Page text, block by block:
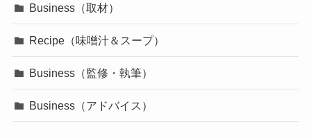
Business（取材）
Recipe（味噌汁＆スープ）
Business（監修・執筆）
Business（アドバイス）